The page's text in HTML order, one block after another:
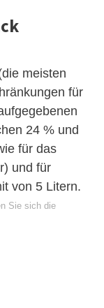
meisten
für
24 % und
für das
und für
von 5 Litern.
Sie sich die